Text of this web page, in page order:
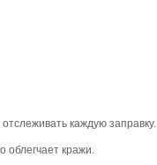
каждую заправку.
облегчает кражи.